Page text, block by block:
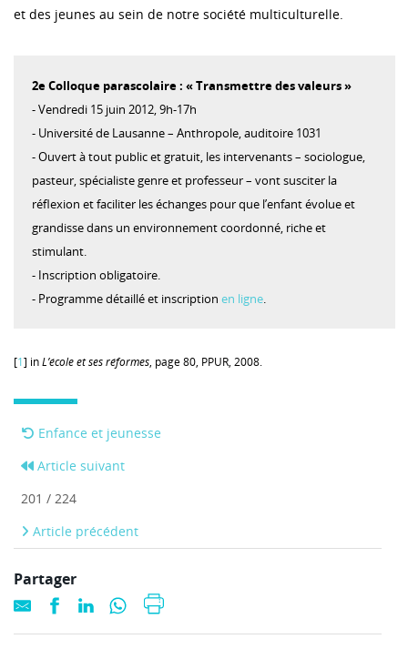
et des jeunes au sein de notre société multiculturelle.
2e Colloque parascolaire : « Transmettre des valeurs »
- Vendredi 15 juin 2012, 9h-17h
- Université de Lausanne – Anthropole, auditoire 1031
- Ouvert à tout public et gratuit, les intervenants – sociologue,
pasteur, spécialiste genre et professeur – vont susciter la
réflexion et faciliter les échanges pour que l’enfant évolue et
grandisse dans un environnement coordonné, riche et
stimulant.
- Inscription obligatoire.
- Programme détaillé et inscription en ligne.
[1] inL’école et ses réformes, page 80, PPUR, 2008.
Enfance et jeunesse
Article suivant
201 / 224
Article précédent
Partager